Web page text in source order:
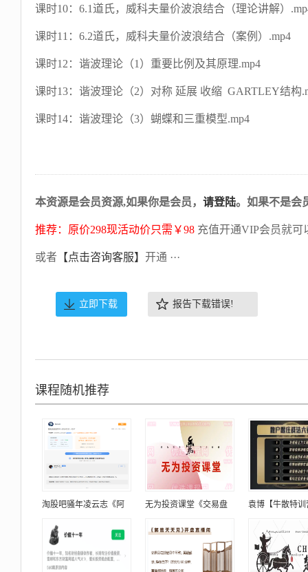
课时10：6.1道氏，威科夫量价波浪结合（理论讲解）
课时11：6.2道氏，威科夫量价波浪结合（案例）.mp4
课时12：谐波理论（1）重要比例及其原理.mp4
课时13：谐波理论（2）对称 延展 收缩 GARTLEY结构
课时14：谐波理论（3）蝴蝶和三重模型.mp4
本资源是会员资源,如果你是会员， 请登陆。如果不是会
推荐：原价298现活动价只需￥98 充值开通VIP会员就可
或者 【点击咨询客服】 开通 ···
立即下载 报告下载错误!
课程随机推荐
淘股吧骚年凌云志《阿 无为投资课堂《交易盘 袁博【牛散特训